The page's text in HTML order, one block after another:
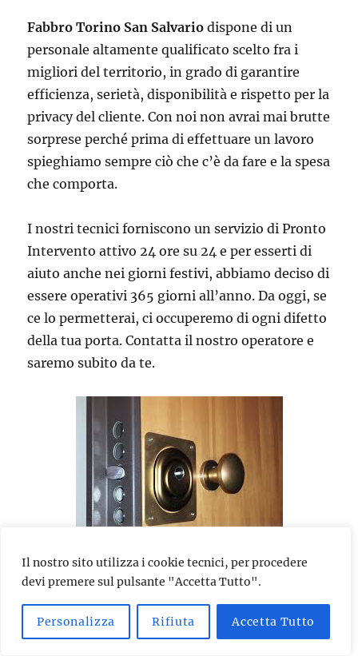
Il nostro sito utilizza i cookie tecnici, per procedere
devi premere sul pulsante "Accetta Tutto".
Personalizza Rifiuta Accetta Tutto
Fabbro Torino San Salvario dispone di un
personale altamente qualificato scelto fra i
migliori del territorio, in grado di garantire
efficienza, serietà, disponibilità e rispetto per la
privacy del cliente. Con noi non avrai mai brutte
sorprese perché prima di effettuare un lavoro
spieghiamo sempre ciò che c’è da fare e la spesa
che comporta.
I nostri tecnici forniscono un servizio di Pronto
Intervento attivo 24 ore su 24 e per esserti di
aiuto anche nei giorni festivi, abbiamo deciso di
essere operativi 365 giorni all’anno. Da oggi, se
ce lo permetterai, ci occuperemo di ogni difetto
della tua porta. Contatta il nostro operatore e
saremo subito da te.
Se hai subito un tentativo di effrazione, se la
porta si è chiusa accidentalmente, se ti hanno
rubato le chiavi di casa o le hai perse, se vuoi